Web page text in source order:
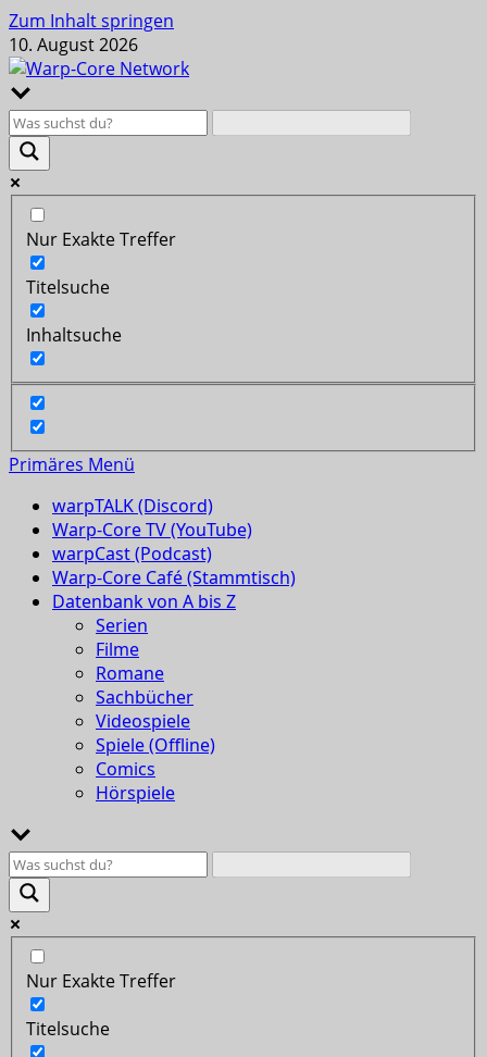
Zum Inhalt springen
10. August 2026
Nur Exakte Treffer
Titelsuche
Inhaltsuche
Primäres Menü
warpTALK (Discord)
Warp-Core TV (YouTube)
warpCast (Podcast)
Warp-Core Café (Stammtisch)
Datenbank von A bis Z
Serien
Filme
Romane
Sachbücher
Videospiele
Spiele (Offline)
Comics
Hörspiele
Nur Exakte Treffer
Titelsuche